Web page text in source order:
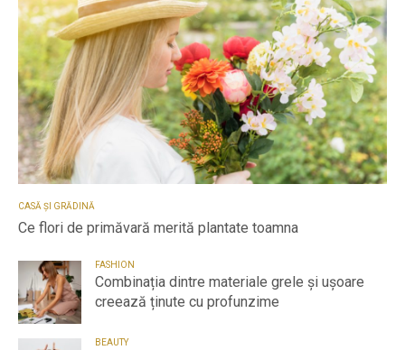
CASĂ ȘI GRĂDINĂ
Ce flori de primăvară merită plantate toamna
FASHION
Combinația dintre materiale grele și ușoare
creează ținute cu profunzime
BEAUTY